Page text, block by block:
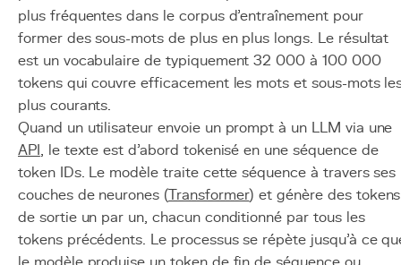
plus fréquentes dans le corpus d'entraînement pour
former des sous-mots de plus en plus longs. Le résultat
est un vocabulaire de typiquement 32 000 à 100 000
tokens qui couvre efficacement les mots et sous-mots
plus courants.
Quand un utilisateur envoie un prompt à un LLM via une
API, le texte est d'abord tokenisé en une séquence de
token IDs. Le modèle traite cette séquence à travers ses
couches de neurones (Transformer) et génère des tokens
de sortie un par un, chacun conditionné par tous les
tokens précédents. Le processus se répète jusqu'à ce